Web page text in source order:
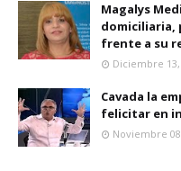
Magalys
domiciliaria,
frente a su
Diciembre 13,
Cavada la
felicitar en
Noviembre